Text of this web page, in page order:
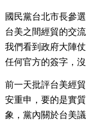
國民黨台北市長參
台美之間經貿的交
我們看到政府大陣
任何官方的簽字，
前一天批評台美經
安重申，要的是實
象，黨內關於台美